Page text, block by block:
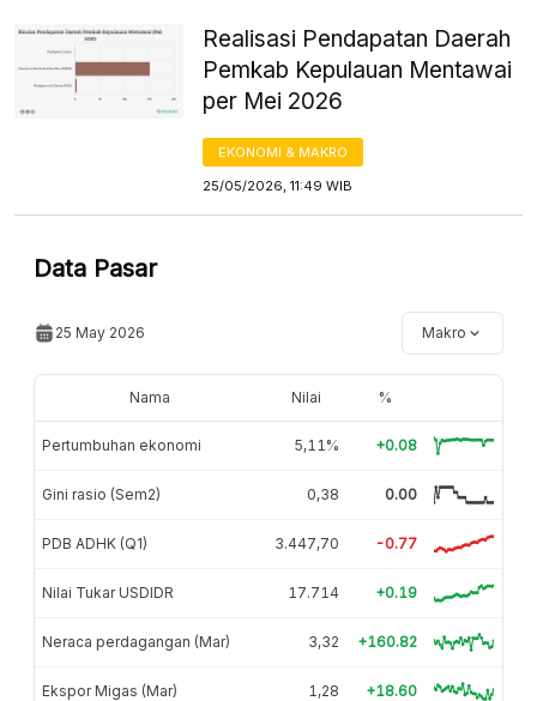
Realisasi Pendapatan Daerah
Pemkab Kepulauan Mentawai
per Mei 2026
EKONOMI & MAKRO
25/05/2026, 11:49 WIB
Data Pasar
25 May 2026 Makro
Nama Nilai %
Pertumbuhan ekonomi 5,11% +0.08
Gini rasio (Sem2) 0,38 0.00
PDB ADHK (Q1) 3.447,70 -0.77
Nilai Tukar USDIDR 17.714 +0.19
Neraca perdagangan (Mar) 3,32 +160.82
Ekspor Migas (Mar) 1,28 +18.60